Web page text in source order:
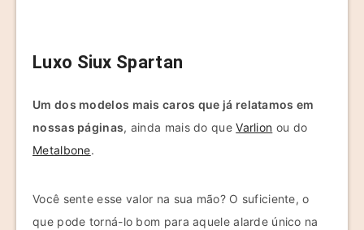
Luxo Siux Spartan
Um dos modelos mais caros que já relatamos em
nossas páginas, ainda mais do queVarlion ou do
Metalbone.
Você sente esse valor na sua mão? O suficiente, o
que pode torná-lo bom para aquele alarde único na